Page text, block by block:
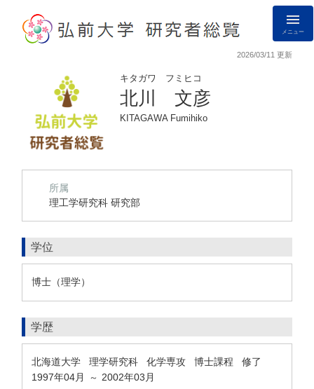
メニュー
2026/03/11 更新
キタガワ フミヒコ
北川 文彦
KITAGAWA Fumihiko
所属
理工学研究科 研究部
学位
博士（理学）
学歴
北海道大学 理学研究科 化学専攻 博士課程 修了
1997年04月
～ 2002年03月